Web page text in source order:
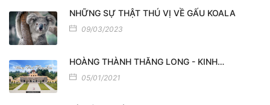
NHỮNG SỰ THẬT THÚ VỊ VỀ GẤU KOALA
09/03/2023
HOÀNG THÀNH THĂNG LONG - KINH…
05/01/2021